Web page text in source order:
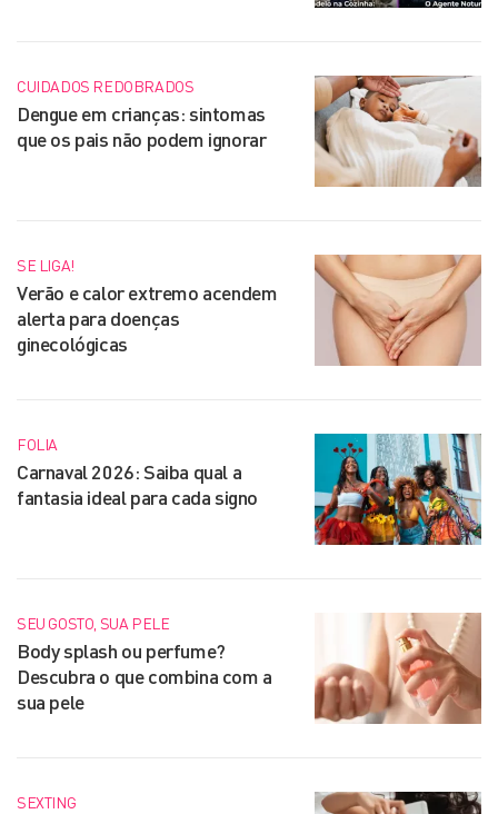
CUIDADOS REDOBRADOS
Dengue em crianças: sintomas
que os pais não podem ignorar
SE LIGA!
Verão e calor extremo acendem
alerta para doenças
ginecológicas
FOLIA
Carnaval 2026: Saiba qual a
fantasia ideal para cada signo
SEU GOSTO, SUA PELE
Body splash ou perfume?
Descubra o que combina com a
sua pele
SEXTING